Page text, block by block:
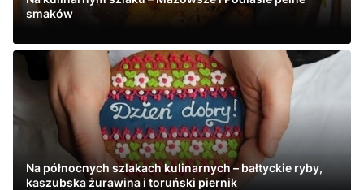
smaków
Zobacz
Na północnych szlakach kulinarnych – bałtyckie ryby,
kaszubska żurawina i toruński piernik